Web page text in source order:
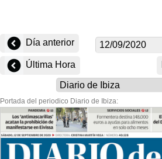
Día anterior
Última Hora
Portada del periodico Diario de Ibiza: